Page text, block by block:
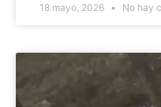
18 mayo, 2026 No hay